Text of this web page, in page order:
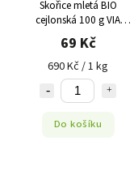
Skořice mletá BIO
cejlonská 100 g VIA
NATURAE
69 Kč
690 Kč / 1 kg
Do košíku